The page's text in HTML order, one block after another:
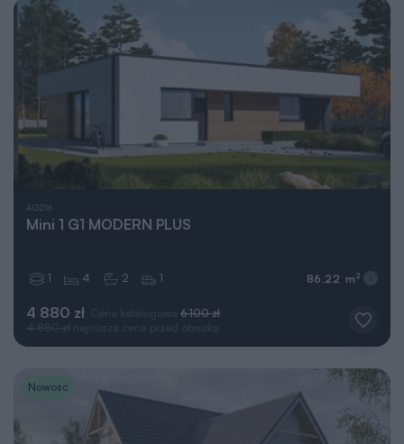
AG216
Mini 1 G1 MODERN PLUS
4 880 zł Cena katalogowa 6 100 zł
4 880 zł najniższa cena przed obniżką
1 4 2 1 86,22 m 2
Nowość